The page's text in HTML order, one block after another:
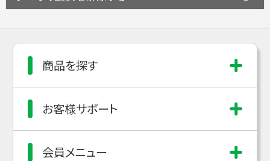
商品を探す
お客様サポート
会員メニュー